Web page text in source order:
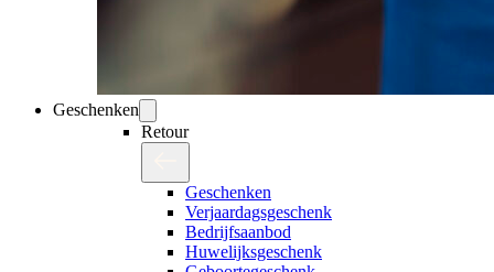
Geschenken
Retour
Geschenken
Verjaardagsgeschenk
Bedrijfsaanbod
Huwelijksgeschenk